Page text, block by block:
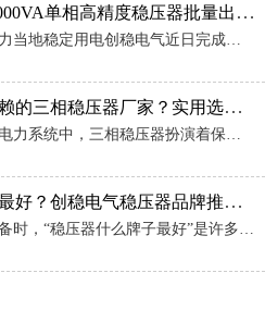
创稳电气SVC-5000VA单相高精度稳压器批量出口印度
批量出口印度，助力当地稳定用电创稳电气近日完成一批 SVC-5000VA单相高精度稳压器 的生产与检测，并顺利出口至印度市场。这批稳压器将广泛应用于家庭、学校、诊所及小型商业场所，为用户提供稳定电压， ...
如何找到值得信赖的三相稳压器厂家？实用选择指南
在工业生产和大型电力系统中，三相稳压器扮演着保障电压稳定、提升设备安全的重要角色。选择一家合适的三相稳压器厂家，不仅影响设备的运行效率，还直接关系到长期维护与成本控制。许多采购负责人和工程师常常会问： ...
稳压器什么牌子最好？创稳电气稳压器品牌推荐与选购指南
在采购工业电力设备时，“稳压器什么牌子最好”是许多用户的首要疑问。稳压器作为保障设备安全、提升生产稳定性的核心装置，其品牌选择直接关系到用电质量与设备寿命。 一、判断稳压器品牌优劣的关键指标 ...